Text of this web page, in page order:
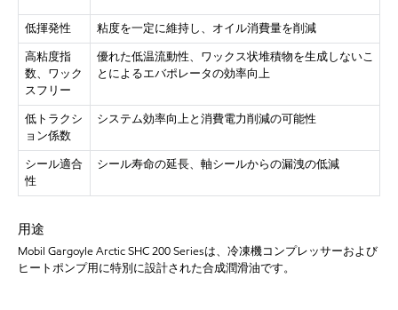
低揮発性
粘度を一定に維持し、オイル消費量を削減
高粘度指
数、ワック
スフリー
優れた低温流動性、ワックス状堆積物を生成しないこ
とによるエバポレータの効率向上
低トラクシ
ョン係数
システム効率向上と消費電力削減の可能性
シール適合
性
シール寿命の延長、軸シールからの漏洩の低減
用途
Mobil Gargoyle Arctic SHC 200 Seriesは、冷凍機コンプレッサーおよび
ヒートポンプ用に特別に設計された合成潤滑油です。